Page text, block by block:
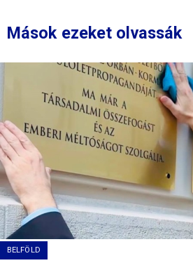
Mások ezeket olvassák
BELFÖLD